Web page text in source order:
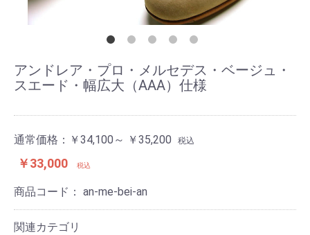
アンドレア・プロ・メルセデス・ベージュ・
スエード・幅広大（AAA）仕様
通常価格： ￥34,100～ ￥35,200 税込
￥33,000 税込
商品コード： an-me-bei-an
関連カテゴリ